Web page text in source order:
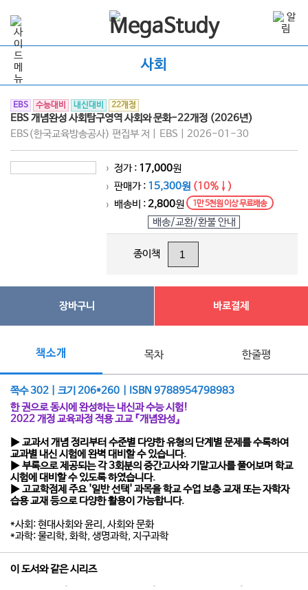
사회
EBS 수능대비 내신대비 22개정
EBS 개념완성 사회탐구영역 사회와 문화-22개정 (2026년)
EBS(한국교육방송공사) 편집부 저 | EBS | 2026-01-30
> 정가 : 17,000원
> 판매가 : 15,300원 (10%↓)
> 배송비 :2,800원 1만 5천원 이상 무료배송
배송/교환/환불 안내
종이책
장바구니 바로결제
책소개 목차 한줄평
쪽수 302 | 크기 206*260 | ISBN 9788954798983
한 권으로 동시에 완성하는 내신과 수능 시험!
2022 개정 교육과정 적용 고교 『개념완성』
▶ 교과서 개념 정리부터 수준별 다양한 유형의 단계별 문제를 수록하여
교과별 내신 시험에 완벽 대비할 수 있습니다.
▶ 부록으로 제공되는 각 3회분의 중간고사와 기말고사를 풀어보며 학교
시험에 대비할 수 있도록 하였습니다.
▶ 고교학점제 주요 '일반 선택' 과목을 학교 수업 보충 교재 또는 자학자
습용 교재 등으로 다양한 활용이 가능합니다.
*사회: 현대사회와 윤리, 사회와 문화
*과학: 물리학, 화학, 생명과학, 지구과학
이 도서와 같은 시리즈